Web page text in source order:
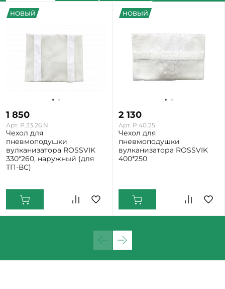
НОВЫЙ
1 850
Арт. P.33.26.N
Чехол для
пневмоподушки
вулканизатора ROSSVIK
330*260, наружный (для
ТП-ВС)
НОВЫЙ
2 130
Арт. P.40.25.
Чехол для
пневмоподушки
вулканизатора ROSSVIK
400*250